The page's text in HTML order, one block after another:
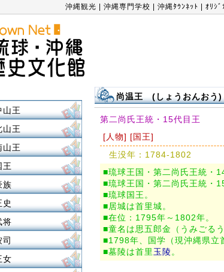
沖縄観光 沖縄専門学校 沖縄ﾀｳﾝﾈｯﾄ ｵﾘｼﾞ
山王
山王
山王
王
族
史
将
司
女
尚温王 (しょうおんおう)
第二尚氏王統・15代目王
[人物] [国王]
生没年：1784-1802
■琉球王国・第二尚氏王統・
■琉球王国・第二尚氏王統・
■琉球国王。
■居城は首里城。
■在位：1795年～1802年。
■童名は思五郎金（うみごるう
■1798年、国学（現沖縄県立
■墓陵は首里 玉陵 。